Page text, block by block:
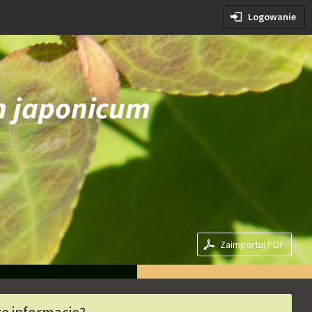
japonicum
Zaimportuj PDF
warunki
Logowanie